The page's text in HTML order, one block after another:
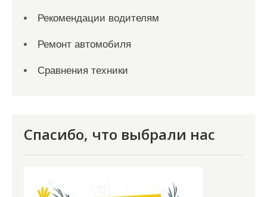
Рекомендации водителям
Ремонт автомобиля
Сравнения техники
Спасибо, что выбрали нас